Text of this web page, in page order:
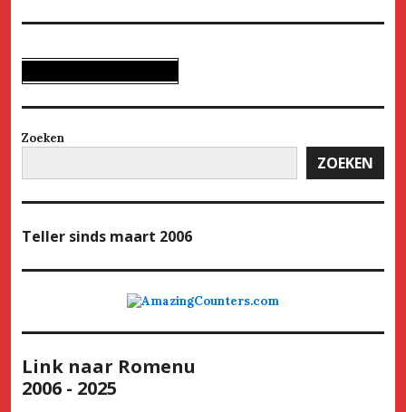
Zoeken
ZOEKEN
Teller sinds maart 2006
Link naar Romenu
2006 - 2025